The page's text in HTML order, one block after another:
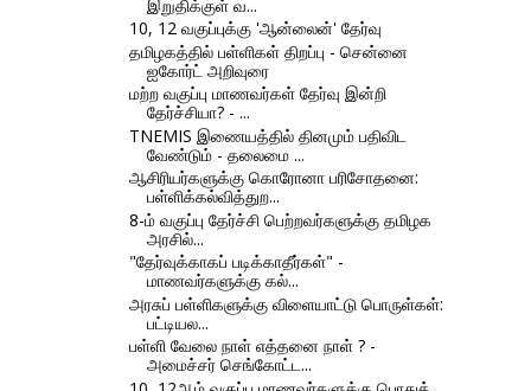
இறுதிக்குள் வ...
10, 12 வகுப்புக்கு 'ஆன்லைன்' தேர்வு
தமிழகத்தில் பள்ளிகள் திறப்பு - சென்னை
ஐகோர்ட் அறிவுரை
மற்ற வகுப்பு மாணவர்கள் தேர்வு இன்றி
தேர்ச்சியா? - ...
TNEMIS இணையத்தில் தினமும் பதிவிட
வேண்டும் - தலைமை ...
ஆசிரியர்களுக்கு கொரோனா பரிசோதனை:
பள்ளிக்கல்வித்துற...
8-ம் வகுப்பு தேர்ச்சி பெற்றவர்களுக்கு தமிழக
அரசில்...
"தேர்வுக்காகப் படிக்காதீர்கள்" -
மாணவர்களுக்கு கல்...
அரசுப் பள்ளிகளுக்கு விளையாட்டு பொருள்கள்:
பட்டியல...
பள்ளி வேலை நாள் எத்தனை நாள் ? -
அமைச்சர் செங்கோட்ட...